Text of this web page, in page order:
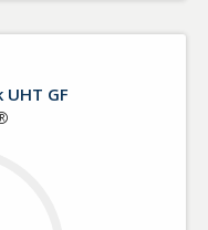
GF